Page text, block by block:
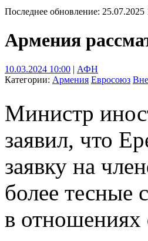
Последнее обновление: 25.07.2025
Армения
10.03.2024 10:00 | АФН
Категории: Армения Евросоюз
Министр
заявил, что
заявку на
более тесные
в отношениях